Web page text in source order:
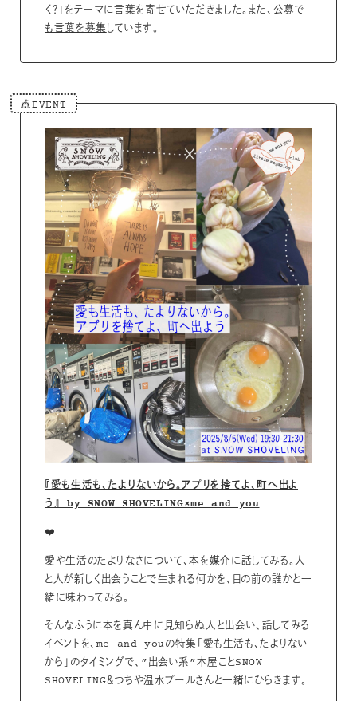
く？」をテーマに言葉を寄せていただきました。また、公募で
も言葉を募集しています。
『愛も生活も、たよりないから。アプリを捨てよ、町へ出よ
う』 by SNOW SHOVELING×me and you
❤️
愛や生活のたよりなさについて、本を媒介に話してみる。人
と人が新しく出会うことで生まれる何かを、目の前の誰かと一
緒に味わってみる。
そんなふうに本を真ん中に見知らぬ人と出会い、話してみる
イベントを、me and youの特集「愛も生活も、たよりない
から」のタイミングで、”出会い系”本屋ことSNOW
SHOVELING＆つちや温水プールさんと一緒にひらきます。
🎪EVENT